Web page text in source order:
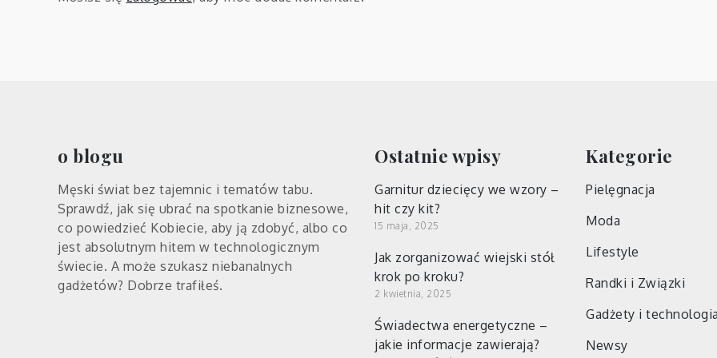
o blogu
Męski świat bez tajemnic i tematów tabu.
Sprawdź, jak się ubrać na spotkanie biznesowe,
co powiedzieć Kobiecie, aby ją zdobyć, albo co
jest absolutnym hitem w technologicznym
świecie. A może szukasz niebanalnych
gadżetów? Dobrze trafiłeś.
Ostatnie wpisy
Garnitur dziecięcy we wzory –
hit czy kit?
15 maja, 2025
Jak zorganizować wiejski stół
krok po kroku?
2 kwietnia, 2025
Świadectwa energetyczne –
jakie informacje zawierają?
Kategorie
Pielęgnacja
Moda
Lifestyle
Randki i Związki
Gadżety i
Newsy